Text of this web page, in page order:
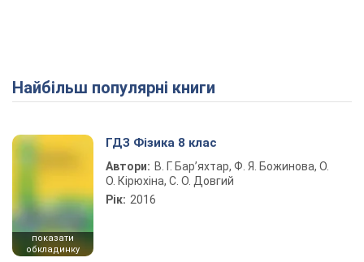
Play Video
Найбільш популярні книги
показати
обкладинку
ГДЗ Фізика 8 клас
Автори: В. Г. Бар’яхтар, Ф. Я. Божинова, О.
О. Кірюхіна, С. О. Довгий
Рік: 2016